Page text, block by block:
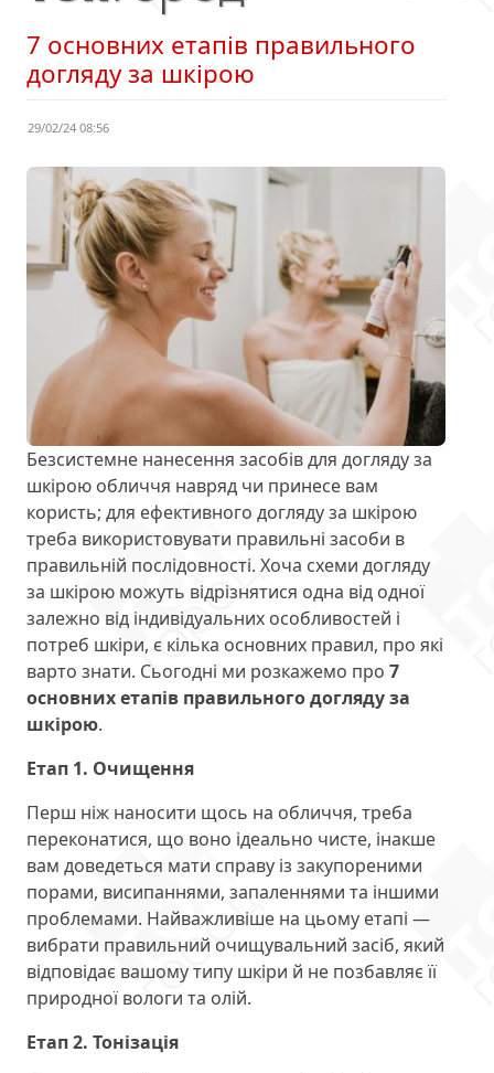
7 основних етапів правильного
догляду за шкірою
29/02/24 08:56
Безсистемне нанесення засобів для догляду за
шкірою обличчя навряд чи принесе вам
користь; для ефективного догляду за шкірою
треба використовувати правильні засоби в
правильній послідовності. Хоча схеми догляду
за шкірою можуть відрізнятися одна від одної
залежно від індивідуальних особливостей і
потреб шкіри, є кілька основних правил, про які
варто знати. Сьогодні ми розкажемо про 7
основних етапів правильного догляду за
шкірою.
Етап 1. Очищення
Перш ніж наносити щось на обличчя, треба
переконатися, що воно ідеально чисте, інакше
вам доведеться мати справу із закупореними
порами, висипаннями, запаленнями та іншими
проблемами. Найважливіше на цьому етапі —
вибрати правильний очищувальний засіб, який
відповідає вашому типу шкіри й не позбавляє її
природної вологи та олій.
Етап 2. Тонізація